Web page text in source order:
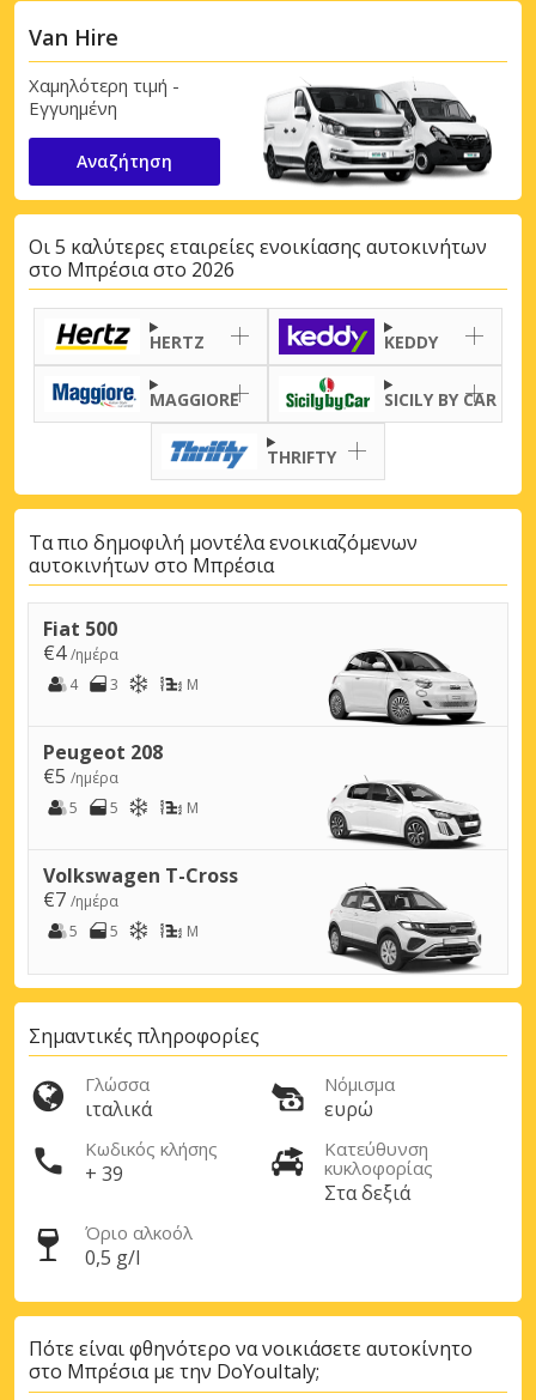
Van Hire
Χαμηλότερη τιμή -
Εγγυημένη
Αναζήτηση
Οι 5 καλύτερες εταιρείες ενοικίασης αυτοκινήτων
στο Μπρέσια στο 2026
HERTZ KEDDY
MAGGIORE SICILY BY CAR
THRIFTY
Τα πιο δημοφιλή μοντέλα ενοικιαζόμενων
αυτοκινήτων στο Μπρέσια
Fiat 500
€4/ημέρα
4
3 M
Peugeot 208
€5 /ημέρα
5
5 M
Volkswagen T-Cross
€7 /ημέρα
5
5 M
Σημαντικές πληροφορίες
Γλώσσα
ιταλικά
Νόμισμα
ευρώ
Κωδικός κλήσης
+ 39
Κατεύθυνση
κυκλοφορίας
Στα δεξιά
Όριο αλκοόλ
0,5 g/l
Πότε είναι φθηνότερο να νοικιάσετε αυτοκίνητο
στο Μπρέσια με την DoYouItaly;
Μεγάλες εξοικονομήσεις
Αποκτήστε πρόσβαση σε αποκλειστικές
προσφορές συνεργατών